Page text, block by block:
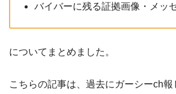
バイバーに残る証拠画像・メッ
についてまとめました。
こちらの記事は、過去にガーシーch報